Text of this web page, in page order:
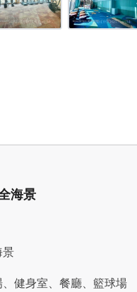
呎
供)
海景
景
健身室、餐廳、籃球場